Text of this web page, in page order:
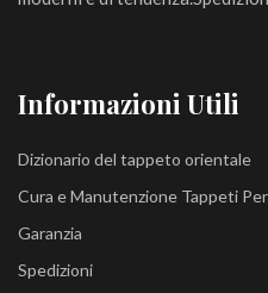
Informazioni Utili
Dizionario del tappeto orientale
Cura e Manutenzione Tappeti
Garanzia
Spedizioni